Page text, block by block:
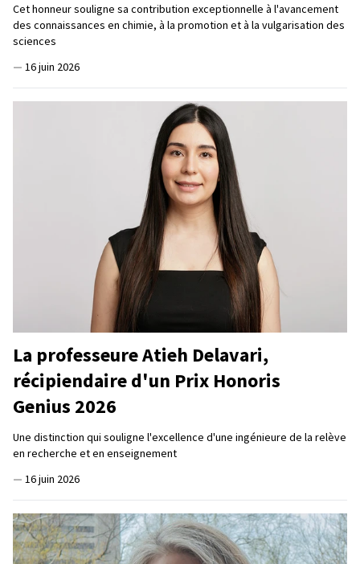
Cet honneur souligne sa contribution exceptionnelle à l'avancement
des connaissances en chimie, à la promotion et à la vulgarisation des
sciences
— 16 juin 2026
La professeure Atieh Delavari,
récipiendaire d'un Prix Honoris
Genius 2026
Une distinction qui souligne l'excellence d'une ingénieure de la relève
en recherche et en enseignement
— 16 juin 2026